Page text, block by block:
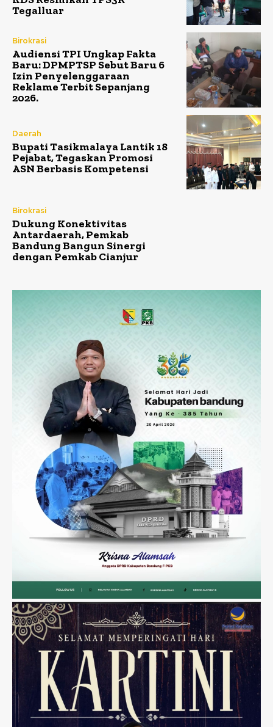
Tegalluar
Birokrasi
Audiensi TPI Ungkap Fakta
Baru: DPMPTSP Sebut Baru 6
Izin Penyelenggaraan
Reklame Terbit Sepanjang
2026.
Daerah
Bupati Tasikmalaya Lantik 18
Pejabat, Tegaskan Promosi
ASN Berbasis Kompetensi
Birokrasi
Dukung Konektivitas
Antardaerah, Pemkab
Bandung Bangun Sinergi
dengan Pemkab Cianjur